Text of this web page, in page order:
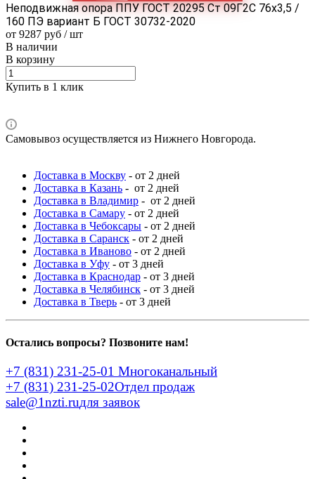
Неподвижная опора ППУ ГОСТ 20295 Ст 09Г2С 76x3,5 /
160 ПЭ вариант Б ГОСТ 30732-2020
от 9287 руб / шт
В наличии
В корзину
Купить в 1 клик
Самовывоз осуществляется из Нижнего Новгорода.
Доставка в Москву - от 2 дней
Доставка в Казань - от 2 дней
Доставка в Владимир - от 2 дней
Доставка в Самару - от 2 дней
Доставка в Чебоксары - от 2 дней
Доставка в Саранск - от 2 дней
Доставка в Иваново - от 2 дней
Доставка в Уфу - от 3 дней
Доставка в Краснодар - от 3 дней
Доставка в Челябинск - от 3 дней
Доставка в Тверь - от 3 дней
Остались вопросы? Позвоните нам!
+7 (831) 231-25-01 Многоканальный
+7 (831) 231-25-02Отдел продаж
sale@1nzti.ruдля заявок